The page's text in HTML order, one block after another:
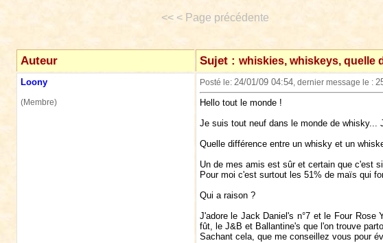
<< < Page précédente
Auteur Sujet : whiskies, whiskeys, quelle
Loony
(Membre)
Posté le: 24/01/09 04:54, dernier message le :
Hello tout le monde !
Je suis tout neuf dans le monde de whisky...
Quelle différence entre un whisky et un
Un de mes amis est sûr et certain que c'est
Pour moi c'est surtout les 51% de maïs qui
Qui a raison ?
J'adore le Jack Daniel's n°7 et le Four
fût, le J&B et Ballantine's que l'on trouve
Sachant cela, que me conseillez vous pour